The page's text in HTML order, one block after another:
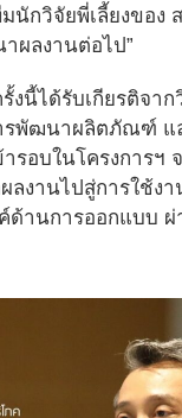
นักวิจัยพี่เลี้ยงของ
ผลงานต่อไป”
งนี้ได้รับเกียรติจาก
รพัฒนาผลิตภัณฑ์ แ
รอบในโครงการฯ
ลงานไปสู่การใช้งา
ด้านการออกแบบ